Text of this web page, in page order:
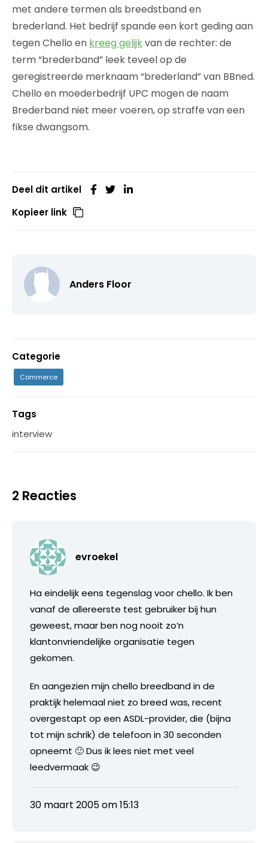
met andere termen als breedstband en
brederland. Het bedrijf spande een kort geding aan
tegen Chello en kreeg gelijkvan de rechter: de
term “brederband” leek teveel op de
geregistreerde merknaam “brederland” van BBned.
Chello en moederbedrijf UPC mogen de naam
Brederband niet meer voeren, op straffe van een
fikse dwangsom.
Deel dit artikel
Kopieer link
Anders Floor
Categorie
Commerce
Tags
interview
2 Reacties
evroekel
Ha eindelijk eens tegenslag voor chello. Ik ben
vanaf de allereerste test gebruiker bij hun
geweest, maar ben nog nooit zo’n
klantonvriendelijke organisatie tegen
gekomen.
En aangezien mijn chello breedband in de
praktijk helemaal niet zo breed was, recent
overgestapt op een ASDL-provider, die (bijna
tot mijn schrik) de telefoon in 30 seconden
opneemt 🙂 Dus ik lees niet met veel
leedvermaak 😉
30 maart 2005 om 15:13